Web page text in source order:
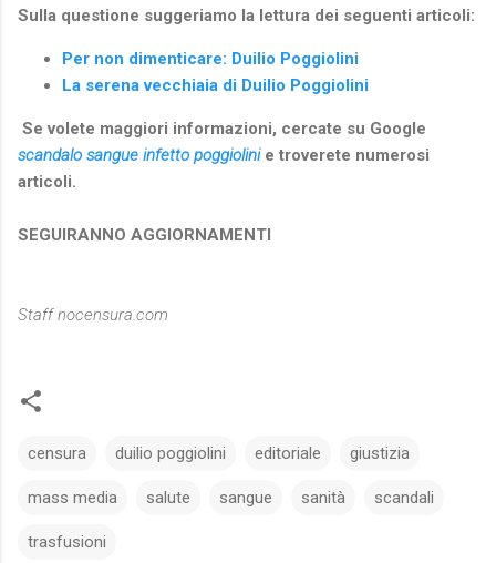
Sulla questione suggeriamo la lettura dei seguenti articoli:
Per non dimenticare: Duilio Poggiolini
La serena vecchiaia di Duilio Poggiolini
Se volete maggiori informazioni, cercate su Google
scandalo sangue infetto poggiolinie troverete numerosi
articoli.
SEGUIRANNO AGGIORNAMENTI
Staff nocensura.com
censura duilio poggiolini editoriale giustizia
mass media salute sangue sanità scandali
trasfusioni